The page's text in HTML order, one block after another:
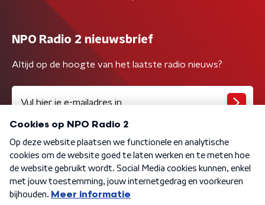
NPO Radio 2 nieuwsbrief
Altijd op de hoogte van het laatste radio nieuws?
Algemene voorwaarden